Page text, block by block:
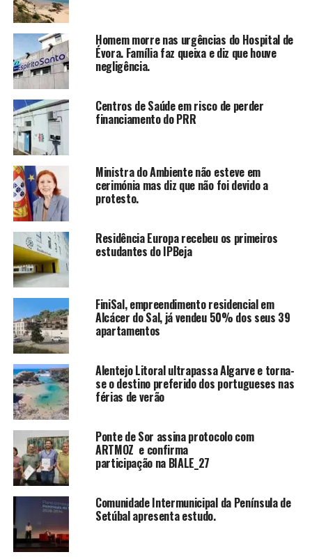
Homem morre nas urgências do Hospital de
Évora. Família faz queixa e diz que houve
negligência.
Centros de Saúde em risco de perder
financiamento do PRR
Ministra do Ambiente não esteve em
cerimónia mas diz que não foi devido a
protesto.
Residência Europa recebeu os primeiros
estudantes do IPBeja
FiniSal, empreendimento residencial em
Alcácer do Sal, já vendeu 50% dos seus 39
apartamentos
Alentejo Litoral ultrapassa Algarve e torna-
se o destino preferido dos portugueses nas
férias de verão
Ponte de Sor assina protocolo com
ARTMOZ e confirma
participação na BIALE_27
Comunidade Intermunicipal da Península de
Setúbal apresenta estudo.